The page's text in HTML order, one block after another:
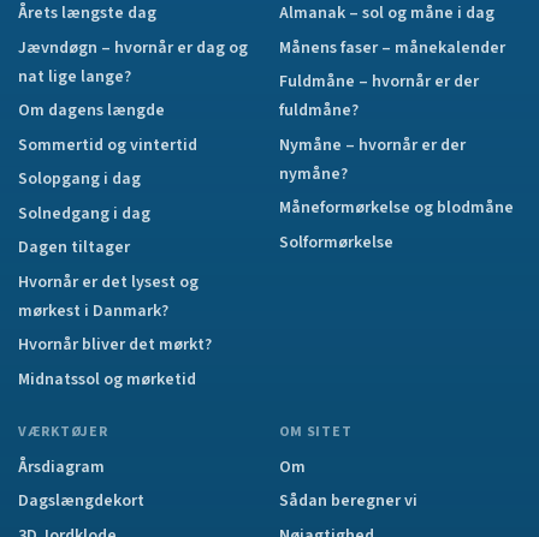
Årets længste dag
Jævndøgn – hvornår er dag og
nat lige lange?
Om dagens længde
Sommertid og vintertid
Solopgang i dag
Solnedgang i dag
Dagen tiltager
Hvornår er det lysest og
mørkest i Danmark?
Hvornår bliver det mørkt?
Midnatssol og mørketid
Almanak – sol og måne i dag
Månens faser – månekalender
Fuldmåne – hvornår er der
fuldmåne?
Nymåne – hvornår er der
nymåne?
Måneformørkelse og blodmåne
Solformørkelse
VÆRKTØJER
Årsdiagram
Dagslængdekort
OM SITET
Om
Sådan beregner vi